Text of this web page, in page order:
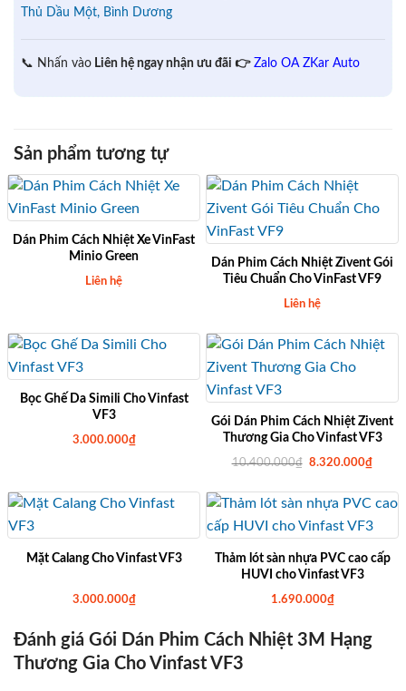
Thủ Dầu Một, Bình Dương
📞 Nhấn vào Liên hệ ngay nhận ưu đãi 👉 Zalo OA ZKar Auto
Sản phẩm tương tự
Dán Phim Cách Nhiệt Xe VinFast
Minio Green
Liên hệ
Dán Phim Cách Nhiệt Zivent Gói
Tiêu Chuẩn Cho VinFast VF9
Liên hệ
Bọc Ghế Da Simili Cho Vinfast
VF3
3.000.000₫
Gói Dán Phim Cách Nhiệt Zivent
Thương Gia Cho Vinfast VF3
10.400.000₫ G
ố
c
l
:
1
0
.
4
8.320.000₫G
ệ
n
ạ
3
Mặt Calang Cho Vinfast VF3
3.000.000₫
Thảm lót sàn nhựa PVC cao cấp
HUVI cho Vinfast VF3
1.690.000₫
Đánh giá Gói Dán Phim Cách Nhiệt 3M Hạng
Thương Gia Cho Vinfast VF3